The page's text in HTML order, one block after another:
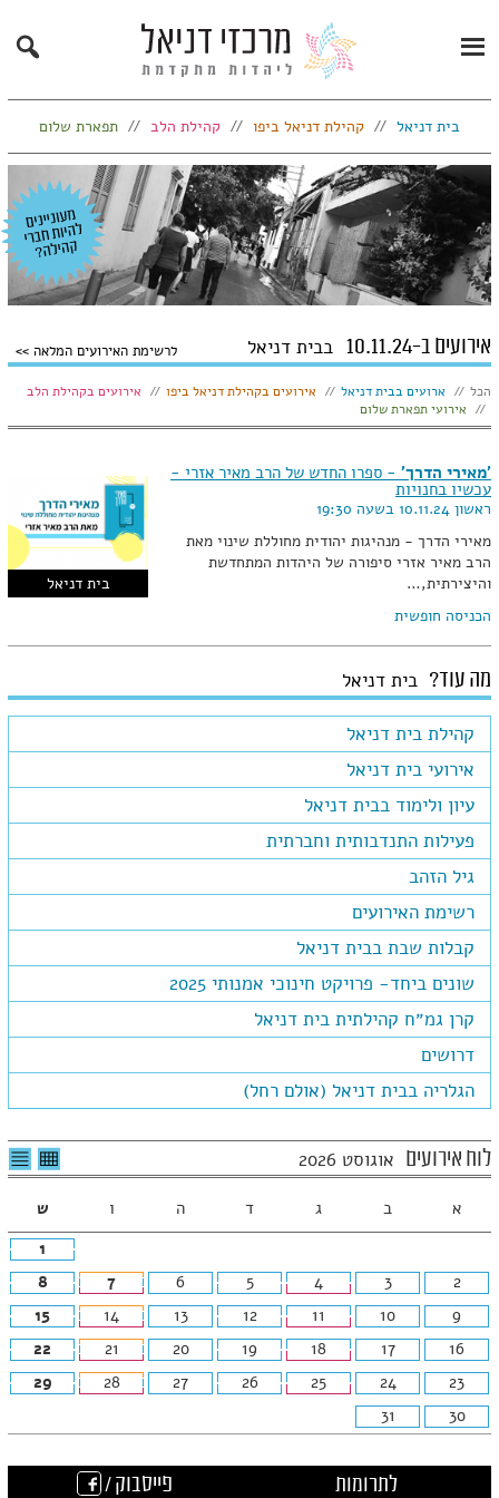
Primary
Menu
Search
בית דניאל קהילת דניאל ביפו קהילת הלב תפארת שלום
אירועים ב-10.11.24 בבית דניאל לרשימת האירועים המלאה
הצג:
הכל ארועים בבית דניאל אירועים בקהילת דניאל ביפו
אירועים בקהילת הלב
אירועי תפארת שלום
בית דניאל
'מאירי הדרך' - ספרו החדש של הרב מאיר אזרי -
עכשיו בחנויות
ראשון 10.11.24 בשעה 19:30
מאירי הדרך - מנהיגות יהודית מחוללת שינוי מאת
הרב מאיר אזרי סיפורה של היהדות המתחדשת
והיצירתית,…
הכניסה חופשית
מה עוד? בית דניאל
קהילת בית דניאל
אירועי בית דניאל
עיון ולימוד בבית דניאל
פעילות התנדבותית וחברתית
גיל הזהב
רשימת האירועים
קבלות שבת בבית דניאל
שונים ביחד- פרויקט חינוכי אמנותי 2025
קרן גמ״ח קהילתית בית דניאל
דרושים
הגלריה בבית דניאל (אולם רחל)
לוח אירועים אוגוסט 2026 לצפיה
בטבלה
א ב ג ד ה ו
ש
1
2
3
4
5
6
7
8
9
10
11
12
13
14
15
16
17
18
19
20
21
22
23
24
25
26
27
28
29
30
31
לתרומות פייסבוק /